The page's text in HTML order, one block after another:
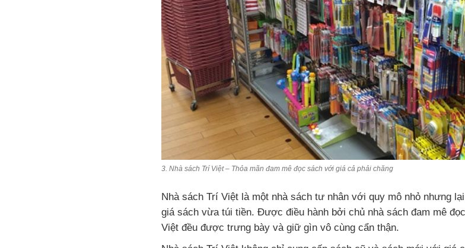
3. Nhà sách Trí Việt – Thỏa mãn đam mê đọc sách với giá cả phải chăng
Nhà sách Trí Việt là một nhà sách tư nhân với quy mô nhỏ nhưng
giá sách vừa túi tiền. Được điều hành bởi chủ nhà sách đam mê
Việt đều được trưng bày và giữ gìn vô cùng cẩn thận.